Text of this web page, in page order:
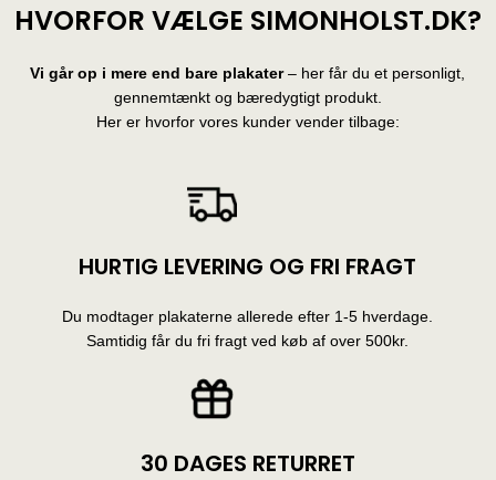
HVORFOR VÆLGE SIMONHOLST.DK?
Vi går op i mere end bare plakater– her får du et personligt,
gennemtænkt og bæredygtigt produkt.
Her er hvorfor vores kunder vender tilbage:
HURTIG LEVERING OG FRI FRAGT
Du modtager plakaterne allerede efter 1-5 hverdage.
Samtidig får du fri fragt ved køb af over 500kr.
30 DAGES RETURRET